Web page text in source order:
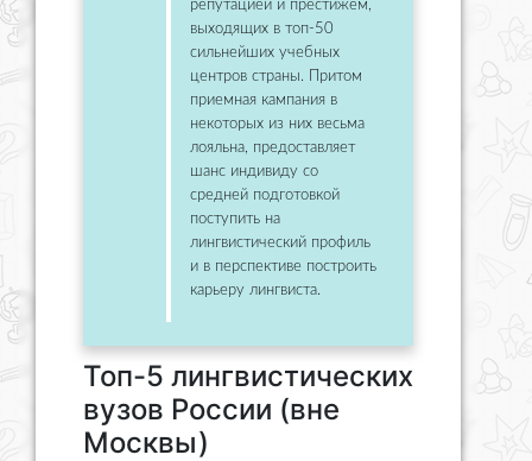
репутацией и престижем,
выходящих в топ-50
сильнейших учебных
центров страны. Притом
приемная кампания в
некоторых из них весьма
лояльна, предоставляет
шанс индивиду со
средней подготовкой
поступить на
лингвистический профиль
и в перспективе построить
карьеру лингвиста.
Топ-5 лингвистических
вузов России (вне
Москвы)